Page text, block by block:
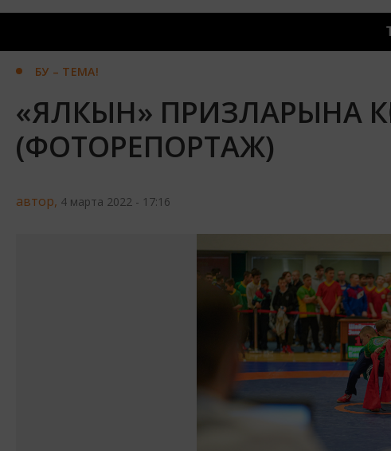
БУ – ТЕМА!
«ЯЛКЫН» ПРИЗЛАРЫНА
(ФОТОРЕПОРТАЖ)
автор, 4 марта 2022 - 17:16